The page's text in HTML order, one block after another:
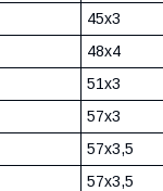
45х3
48х4
51х3
57х3
57х3,5
57х3,5